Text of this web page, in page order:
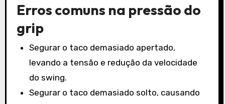
Erros comuns na pressão do
grip
Segurar o taco demasiado apertado,
levando a tensão e redução da velocidade
do swing.
Segurar o taco demasiado solto, causando